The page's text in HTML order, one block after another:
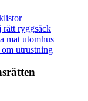
rätt ryggsäck
mat utomhus
utrustning